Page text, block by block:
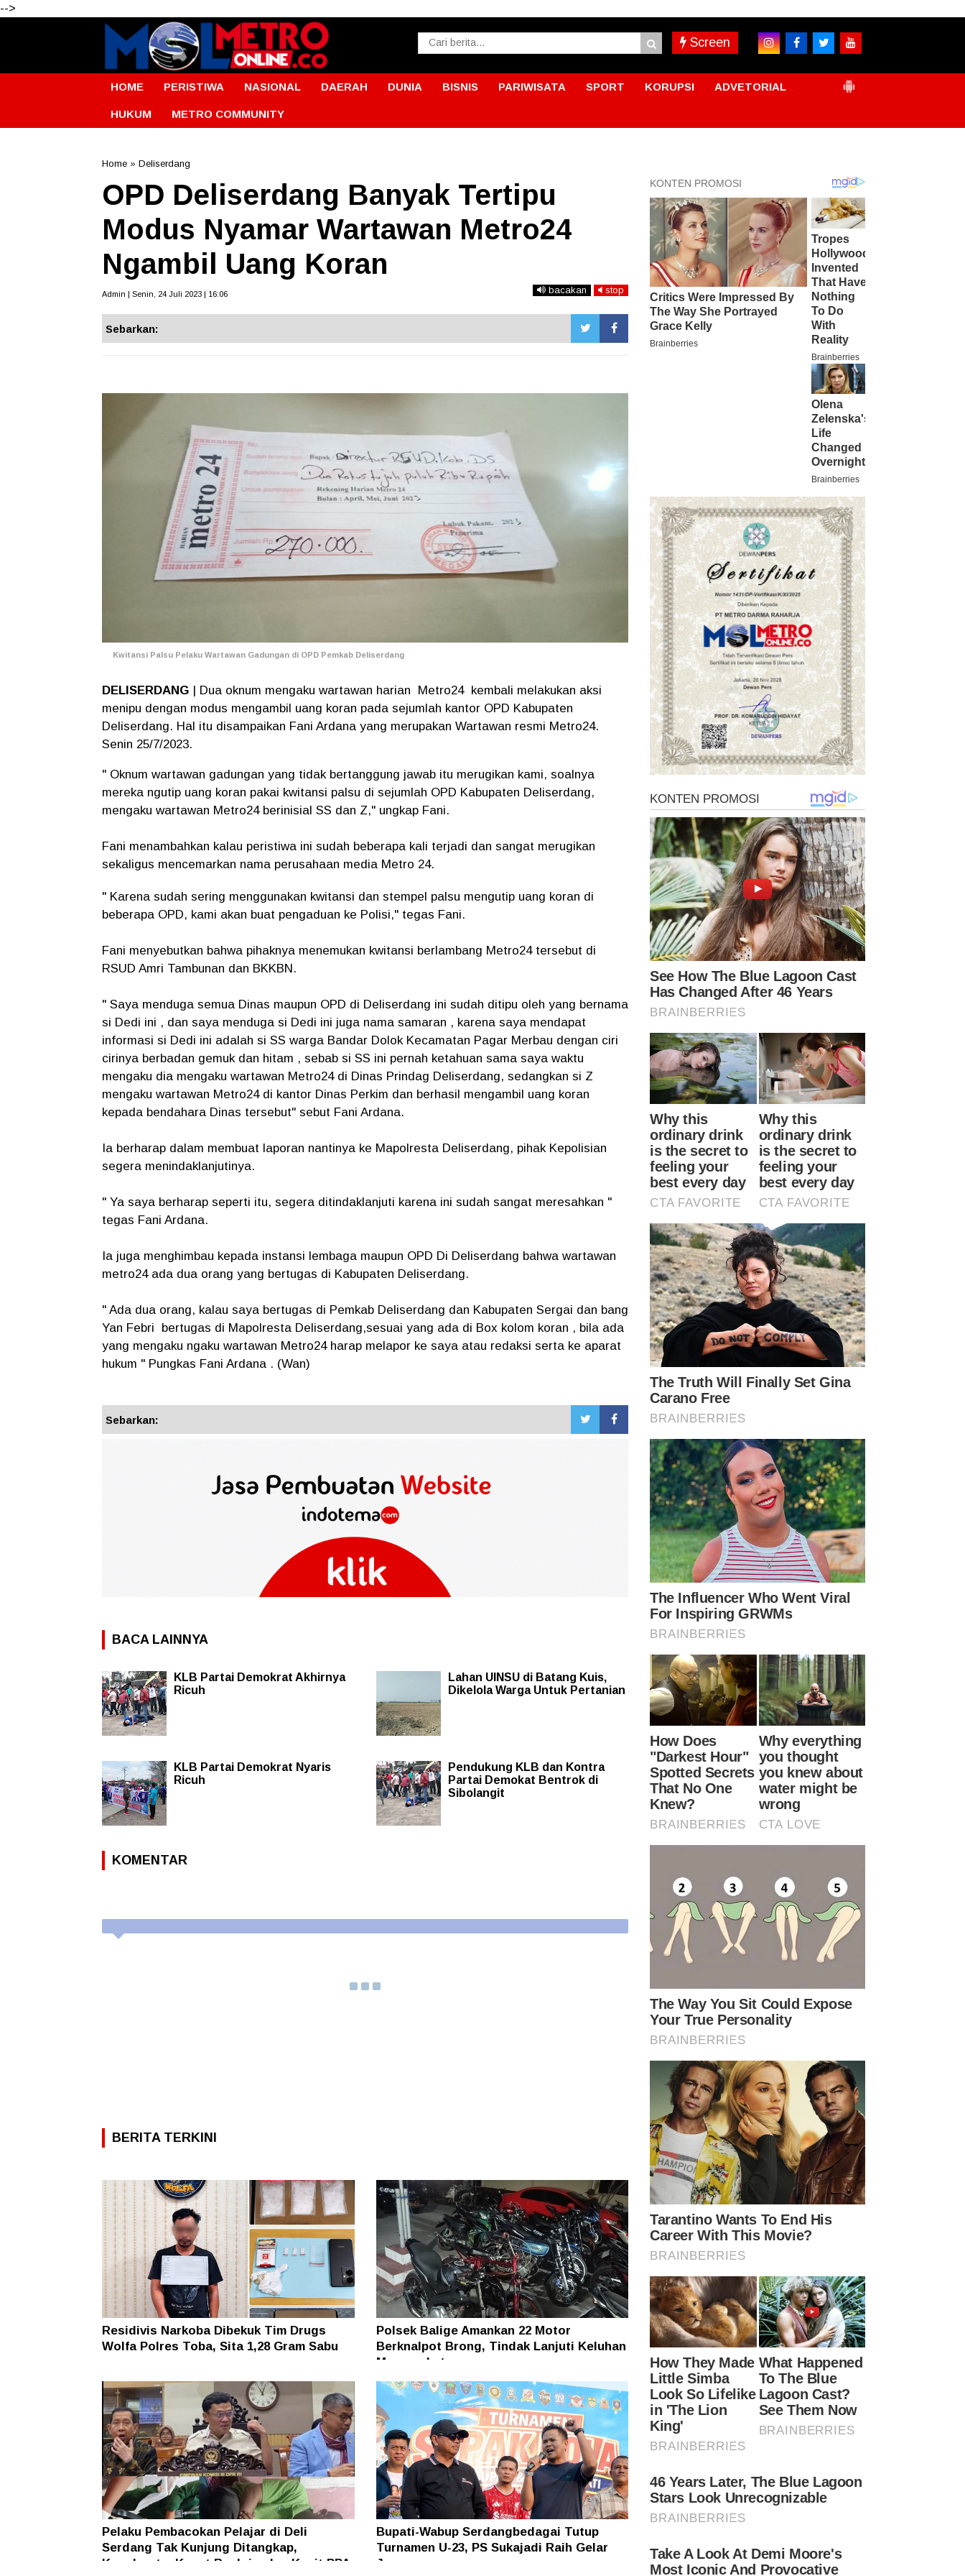
-->
Screen
HOME PERISTIWA NASIONAL DAERAH DUNIA BISNIS PARIWISATA SPORT KORUPSI ADVETORIAL
HUKUM METRO COMMUNITY
Home » Deliserdang
OPD Deliserdang Banyak Tertipu
Modus Nyamar Wartawan Metro24
Ngambil Uang Koran
Admin | Senin, 24 Juli 2023 | 16:06 bacakan stop
Sebarkan:
Kwitansi Palsu Pelaku Wartawan Gadungan di OPD Pemkab Deliserdang
DELISERDANG | Dua oknum mengaku wartawan harian Metro24 kembali melakukan aksi
menipu dengan modus mengambil uang koran pada sejumlah kantor OPD Kabupaten
Deliserdang. Hal itu disampaikan Fani Ardana yang merupakan Wartawan resmi Metro24.
Senin 25/7/2023.
" Oknum wartawan gadungan yang tidak bertanggung jawab itu merugikan kami, soalnya
mereka ngutip uang koran pakai kwitansi palsu di sejumlah OPD Kabupaten Deliserdang,
mengaku wartawan Metro24 berinisial SS dan Z," ungkap Fani.
Fani menambahkan kalau peristiwa ini sudah beberapa kali terjadi dan sangat merugikan
sekaligus mencemarkan nama perusahaan media Metro 24.
" Karena sudah sering menggunakan kwitansi dan stempel palsu mengutip uang koran di
beberapa OPD, kami akan buat pengaduan ke Polisi," tegas Fani.
Fani menyebutkan bahwa pihaknya menemukan kwitansi berlambang Metro24 tersebut di
RSUD Amri Tambunan dan BKKBN.
" Saya menduga semua Dinas maupun OPD di Deliserdang ini sudah ditipu oleh yang bernama
si Dedi ini , dan saya menduga si Dedi ini juga nama samaran , karena saya mendapat
informasi si Dedi ini adalah si SS warga Bandar Dolok Kecamatan Pagar Merbau dengan ciri
cirinya berbadan gemuk dan hitam , sebab si SS ini pernah ketahuan sama saya waktu
mengaku dia mengaku wartawan Metro24 di Dinas Prindag Deliserdang, sedangkan si Z
mengaku wartawan Metro24 di kantor Dinas Perkim dan berhasil mengambil uang koran
kepada bendahara Dinas tersebut" sebut Fani Ardana.
Ia berharap dalam membuat laporan nantinya ke Mapolresta Deliserdang, pihak Kepolisian
segera menindaklanjutinya.
" Ya saya berharap seperti itu, segera ditindaklanjuti karena ini sudah sangat meresahkan "
tegas Fani Ardana.
Ia juga menghimbau kepada instansi lembaga maupun OPD Di Deliserdang bahwa wartawan
metro24 ada dua orang yang bertugas di Kabupaten Deliserdang.
" Ada dua orang, kalau saya bertugas di Pemkab Deliserdang dan Kabupaten Sergai dan bang
Yan Febri bertugas di Mapolresta Deliserdang,sesuai yang ada di Box kolom koran , bila ada
yang mengaku ngaku wartawan Metro24 harap melapor ke saya atau redaksi serta ke aparat
hukum " Pungkas Fani Ardana . (Wan)
Sebarkan:
BACA LAINNYA
KLB Partai Demokrat Akhirnya
Ricuh
Lahan UINSU di Batang Kuis,
Dikelola Warga Untuk Pertanian
KLB Partai Demokrat Nyaris
Ricuh
Pendukung KLB dan Kontra
Partai Demokat Bentrok di
Sibolangit
KOMENTAR
BERITA TERKINI
Residivis Narkoba Dibekuk Tim Drugs
Wolfa Polres Toba, Sita 1,28 Gram Sabu
Polsek Balige Amankan 22 Motor
Berknalpot Brong, Tindak Lanjuti Keluhan
Masyarakat
Pelaku Pembacokan Pelajar di Deli
Serdang Tak Kunjung Ditangkap,
Kapolresta, Kasat Reskrim dan Kanit PPA
Bupati-Wabup Serdangbedagai Tutup
Turnamen U-23, PS Sukajadi Raih Gelar
Juara